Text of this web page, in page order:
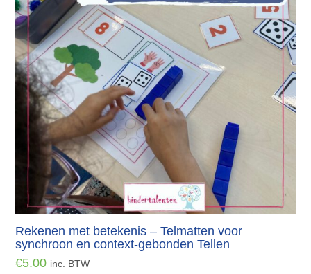
Rekenen met betekenis – Telmatten voor
synchroon en context-gebonden Tellen
€5.00 inc. BTW